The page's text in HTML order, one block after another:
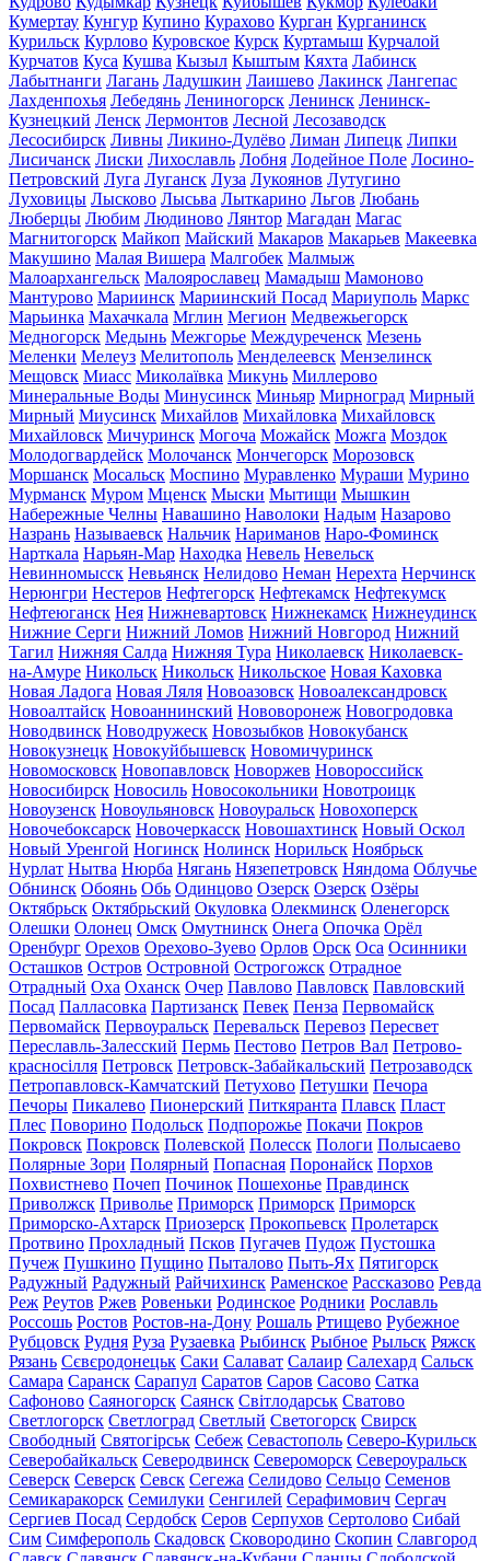
Кумертау Кунгур Купино Курахово Курган Курганинск
Курильск Курлово Куровское Курск Куртамыш Курчалой
Курчатов Куса Кушва Кызыл Кыштым Кяхта Лабинск
Лабытнанги Лагань Ладушкин Лаишево Лакинск Лангепас
Лахденпохья Лебедянь Лениногорск Ленинск Ленинск-
Кузнецкий Ленск Лермонтов Лесной Лесозаводск
Лесосибирск Ливны Ликино-Дулёво Лиман Липецк Липки
Лисичанск Лиски Лихославль Лобня Лодейное Поле Лосино-
Петровский Луга Луганск Луза Лукоянов Лутугино
Луховицы Лысково Лысьва Лыткарино Льгов Любань
Люберцы Любим Людиново Лянтор Магадан Магас
Магнитогорск Майкоп Майский Макаров Макарьев Макеевка
Макушино Малая Вишера Малгобек Малмыж
Малоархангельск Малоярославец Мамадыш Мамоново
Мантурово Мариинск Мариинский Посад Мариуполь Маркс
Марьинка Махачкала Мглин Мегион Медвежьегорск
Медногорск Медынь Межгорье Междуреченск Мезень
Меленки Мелеуз Мелитополь Менделеевск Мензелинск
Мещовск Миасс Миколаївка Микунь Миллерово
Минеральные Воды Минусинск Миньяр Мирноград Мирный
Мирный Миусинск Михайлов Михайловка Михайловск
Михайловск Мичуринск Могоча Можайск Можга Моздок
Молодогвардейск Молочанск Мончегорск Морозовск
Моршанск Мосальск Моспино Муравленко Мураши Мурино
Мурманск Муром Мценск Мыски Мытищи Мышкин
Набережные Челны Навашино Наволоки Надым Назарово
Назрань Называевск Нальчик Нариманов Наро-Фоминск
Нарткала Нарьян-Мар Находка Невель Невельск
Невинномысск Невьянск Нелидово Неман Нерехта Нерчинск
Нерюнгри Нестеров Нефтегорск Нефтекамск Нефтекумск
Нефтеюганск Нея Нижневартовск Нижнекамск Нижнеудинск
Нижние Серги Нижний Ломов Нижний Новгород Нижний
Тагил Нижняя Салда Нижняя Тура Николаевск Николаевск-
на-Амуре Никольск Никольск Никольское Новая Каховка
Новая Ладога Новая Ляля Новоазовск Новоалександровск
Новоалтайск Новоаннинский Нововоронеж Новогродовка
Новодвинск Новодружеск Новозыбков Новокубанск
Новокузнецк Новокуйбышевск Новомичуринск
Новомосковск Новопавловск Новоржев Новороссийск
Новосибирск Новосиль Новосокольники Новотроицк
Новоузенск Новоульяновск Новоуральск Новохоперск
Новочебоксарск Новочеркасск Новошахтинск Новый Оскол
Новый Уренгой Ногинск Нолинск Норильск Ноябрьск
Нурлат Нытва Нюрба Нягань Нязепетровск Няндома Облучье
Обнинск Обоянь Обь Одинцово Озерск Озерск Озёры
Октябрьск Октябрьский Окуловка Олекминск Оленегорск
Олешки Олонец Омск Омутнинск Онега Опочка Орёл
Оренбург Орехов Орехово-Зуево Орлов Орск Оса Осинники
Осташков Остров Островной Острогожск Отрадное
Отрадный Оха Оханск Очер Павлово Павловск Павловский
Посад Палласовка Партизанск Певек Пенза Первомайск
Первомайск Первоуральск Перевальск Перевоз Пересвет
Переславль-Залесский Пермь Пестово Петров Вал Петрово-
красносілля Петровск Петровск-Забайкальский Петрозаводск
Петропавловск-Камчатский Петухово Петушки Печора
Печоры Пикалево Пионерский Питкяранта Плавск Пласт
Плес Поворино Подольск Подпорожье Покачи Покров
Покровск Покровск Полевской Полесск Пологи Полысаево
Полярные Зори Полярный Попасная Поронайск Порхов
Похвистнево Почеп Починок Пошехонье Правдинск
Приволжск Приволье Приморск Приморск Приморск
Приморско-Ахтарск Приозерск Прокопьевск Пролетарск
Протвино Прохладный Псков Пугачев Пудож Пустошка
Пучеж Пушкино Пущино Пыталово Пыть-Ях Пятигорск
Радужный Радужный Райчихинск Раменское Рассказово Ревда
Реж Реутов Ржев Ровеньки Родинское Родники Рославль
Россошь Ростов Ростов-на-Дону Рошаль Ртищево Рубежное
Рубцовск Рудня Руза Рузаевка Рыбинск Рыбное Рыльск Ряжск
Рязань Сєвєродонецьк Саки Салават Салаир Салехард Сальск
Самара Саранск Сарапул Саратов Саров Сасово Сатка
Сафоново Саяногорск Саянск Світлодарськ Сватово
Светлогорск Светлоград Светлый Светогорск Свирск
Свободный Святогірськ Себеж Севастополь Северо-Курильск
Северобайкальск Северодвинск Североморск Североуральск
Северск Северск Севск Сегежа Селидово Сельцо Семенов
Семикаракорск Семилуки Сенгилей Серафимович Сергач
Сергиев Посад Сердобск Серов Серпухов Сертолово Сибай
Сим Симферополь Скадовск Сковородино Скопин Славгород